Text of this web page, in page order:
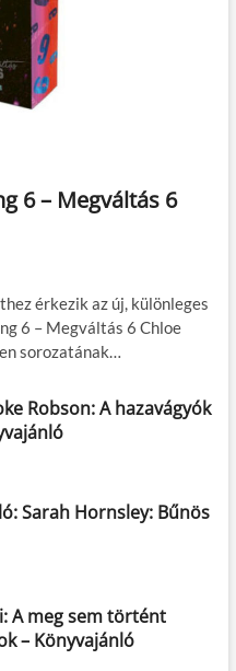
6 – Megváltás 6
érkezik az új, különleges
6 – Megváltás 6 Chloe
sorozatának…
Robson: A hazavágyók
Sarah Hornsley: Bűnös
A meg sem történt
– Könyvajánló